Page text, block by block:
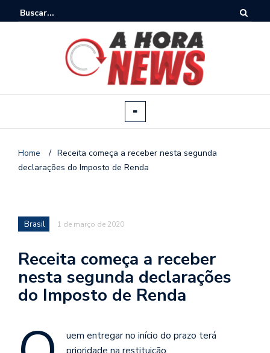
Home / Receita começa a receber nesta segunda
declarações do Imposto de Renda
Brasil 1 de março de 2020
Receita começa a receber
nesta segunda declarações
do Imposto de Renda
uem entregar no início do prazo terá
prioridade na restituição